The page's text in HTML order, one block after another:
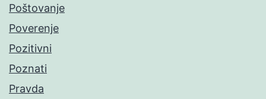
Poštovanje
Poverenje
Pozitivni
Poznati
Pravda